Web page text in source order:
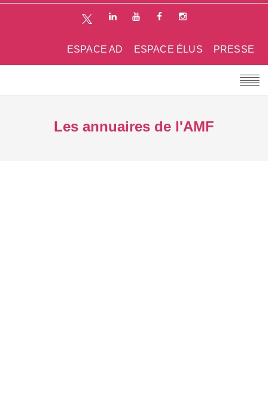
PRESSE
ESPACE ÉLUS
ESPACE AD
Les annuaires de l'AMF